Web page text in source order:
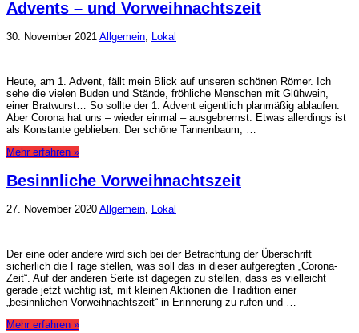
Advents – und Vorweihnachtszeit
30. November 2021 Allgemein, Lokal
Heute, am 1. Advent, fällt mein Blick auf unseren schönen Römer. Ich
sehe die vielen Buden und Stände, fröhliche Menschen mit Glühwein,
einer Bratwurst… So sollte der 1. Advent eigentlich planmäßig ablaufen.
Aber Corona hat uns – wieder einmal – ausgebremst. Etwas allerdings ist
als Konstante geblieben. Der schöne Tannenbaum, …
Mehr erfahren »
Besinnliche Vorweihnachtszeit
27. November 2020 Allgemein Lokal
Der eine oder andere wird sich bei der Betrachtung der Überschrift
sicherlich die Frage stellen, was soll das in dieser aufgeregten „Corona-
Zeit“. Auf der anderen Seite ist dagegen zu stellen, dass es vielleicht
gerade jetzt wichtig ist, mit kleinen Aktionen die Tradition einer
„besinnlichen Vorweihnachtszeit“ in Erinnerung zu rufen und …
Mehr erfahren »